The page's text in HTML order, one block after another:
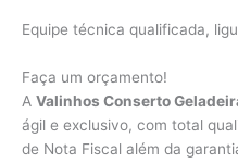
Equipe técnica qualificada,
Faça um orçamento!
A Valinhos Conserto
ágil e exclusivo, com total
de Nota Fiscal além da